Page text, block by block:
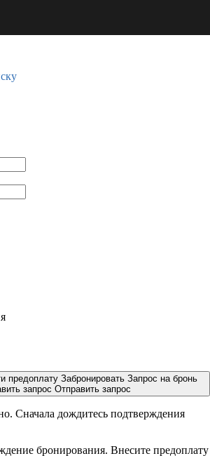
предоплату Забронировать Запрос на бронь
запрос Отправить запрос
Сначала дождитесь подтверждения
бронирования. Внесите предоплату